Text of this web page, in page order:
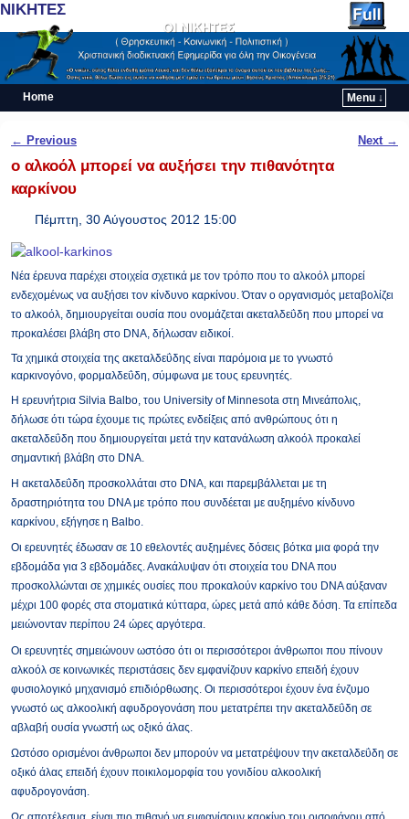
ΝΙΚΗΤΕΣ
Home
Menu ↓
Post navigation
← Previous Next →
ο αλκοόλ μπορεί να αυξήσει την πιθανότητα
καρκίνου
Πέμπτη, 30 Αύγουστος 2012 15:00
Νέα έρευνα παρέχει στοιχεία σχετικά με τον τρόπο που το αλκοόλ μπορεί
ενδεχομένως να αυξήσει τον κίνδυνο καρκίνου. Όταν ο οργανισμός μεταβολίζει
το αλκοόλ, δημιουργείται ουσία που ονομάζεται ακεταλδεΰδη που μπορεί να
προκαλέσει βλάβη στο DNA, δήλωσαν ειδικοί.
Τα χημικά στοιχεία της ακεταλδεΰδης είναι παρόμοια με το γνωστό
καρκινογόνο, φορμαλδεΰδη, σύμφωνα με τους ερευνητές.
Η ερευνήτρια Silvia Balbo, του University of Minnesota στη Μινεάπολις,
δήλωσε ότι τώρα έχουμε τις πρώτες ενδείξεις από ανθρώπους ότι η
ακεταλδεΰδη που δημιουργείται μετά την κατανάλωση αλκοόλ προκαλεί
σημαντική βλάβη στο DNA.
Η ακεταλδεΰδη προσκολλάται στο DNA, και παρεμβάλλεται με τη
δραστηριότητα του DNA με τρόπο που συνδέεται με αυξημένο κίνδυνο
καρκίνου, εξήγησε η Balbo.
Οι ερευνητές έδωσαν σε 10 εθελοντές αυξημένες δόσεις βότκα μια φορά την
εβδομάδα για 3 εβδομάδες. Ανακάλυψαν ότι στοιχεία του DNA που
προσκολλώνται σε χημικές ουσίες που προκαλούν καρκίνο του DNA αύξαναν
μέχρι 100 φορές στα στοματικά κύτταρα, ώρες μετά από κάθε δόση. Τα επίπεδα
μειώνονταν περίπου 24 ώρες αργότερα.
Οι ερευνητές σημειώνουν ωστόσο ότι οι περισσότεροι άνθρωποι που πίνουν
αλκοόλ σε κοινωνικές περιστάσεις δεν εμφανίζουν καρκίνο επειδή έχουν
φυσιολογικό μηχανισμό επιδιόρθωσης. Οι περισσότεροι έχουν ένα ένζυμο
γνωστό ως αλκοολική αφυδρογονάση που μετατρέπει την ακεταλδεΰδη σε
αβλαβή ουσία γνωστή ως οξικό άλας.
Ωστόσο ορισμένοι άνθρωποι δεν μπορούν να μετατρέψουν την ακεταλδεΰδη σε
οξικό άλας επειδή έχουν ποικιλομορφία του γονιδίου αλκοολική
αφυδρογονάση.